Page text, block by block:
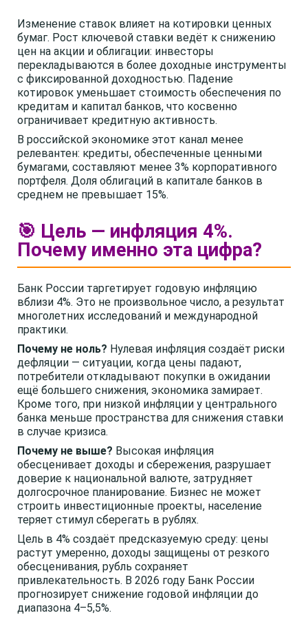
Изменение ставок влияет на котировки ценных
бумаг. Рост ключевой ставки ведёт к снижению
цен на акции и облигации: инвесторы
перекладываются в более доходные инструменты
с фиксированной доходностью. Падение
котировок уменьшает стоимость обеспечения по
кредитам и капитал банков, что косвенно
ограничивает кредитную активность.
В российской экономике этот канал менее
релевантен: кредиты, обеспеченные ценными
бумагами, составляют менее 3% корпоративного
портфеля. Доля облигаций в капитале банков в
среднем не превышает 15%.
🎯 Цель — инфляция 4%.
Почему именно эта цифра?
Банк России таргетирует годовую инфляцию
вблизи 4%. Это не произвольное число, а результат
многолетних исследований и международной
практики.
Почему не ноль? Нулевая инфляция создаёт риски
дефляции — ситуации, когда цены падают,
потребители откладывают покупки в ожидании
ещё большего снижения, экономика замирает.
Кроме того, при низкой инфляции у центрального
банка меньше пространства для снижения ставки
в случае кризиса.
Почему не выше? Высокая инфляция
обесценивает доходы и сбережения, разрушает
доверие к национальной валюте, затрудняет
долгосрочное планирование. Бизнес не может
строить инвестиционные проекты, население
теряет стимул сберегать в рублях.
Цель в 4% создаёт предсказуемую среду: цены
растут умеренно, доходы защищены от резкого
обесценивания, рубль сохраняет
привлекательность. В 2026 году Банк России
прогнозирует снижение годовой инфляции до
диапазона 4–5,5%.